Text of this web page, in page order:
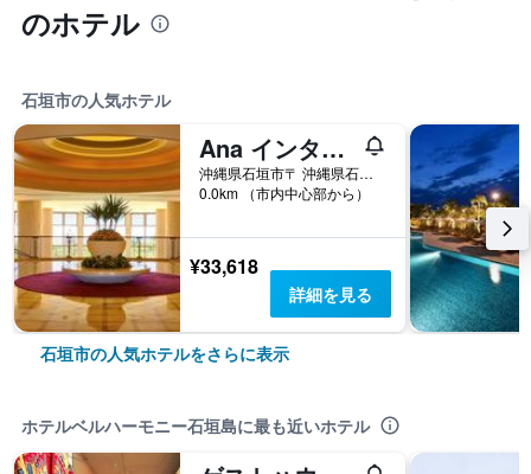
のホテル
石垣市の人気ホテル
Ana インターコンチネンタル 石垣リゾート by IHG
沖縄県石垣市〒 沖縄県石垣市真栄里 354-1
0.0km （市内中心部から）
¥33,618
詳細を見る
石垣市の人気ホテルをさらに表示
ホテルベルハーモニー石垣島に最も近いホテル